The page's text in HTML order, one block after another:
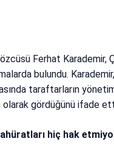
Ferhat
bulundu.
taraftarların
olarak gördüğünü ifade
hiç hak